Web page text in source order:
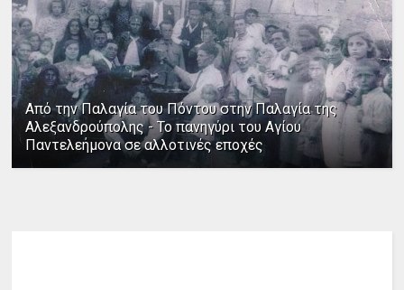
Από την Παλαγία του Πόντου στην Παλαγία της
Αλεξανδρούπολης - Το πανηγύρι του Αγίου
Παντελεήμονα σε αλλοτινές εποχές